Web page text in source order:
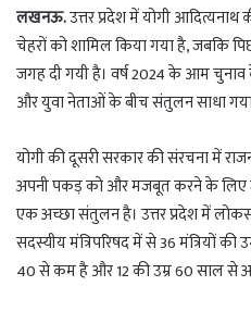
a
t
s
A
p
p
l
e
g
r
m
o
g
g
e
a
r
e
लखनऊ.उत्तर प्रदेश में योगी
चेहरों को शामिल किया गया है, जबकि
जगह दी गयी है। वर्ष 2024 के आम
और युवा नेताओं के बीच संतुलन साधा
योगी की दूसरी सरकार की संरचना में
अपनी पकड़ को और मजबूत करने के लिए
एक अच्छा संतुलन है। उत्तर प्रदेश में
सदस्यीय मंत्रिपरिषद में से 36 मंत्रियों
40 से कम है और 12 की उम्र 60 साल से